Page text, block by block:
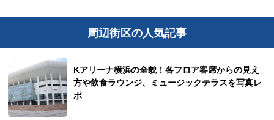
周辺街区の人気記事
Kアリーナ横浜の全貌！各フロア客席からの見え
方や飲食ラウンジ、ミュージックテラスを写真レ
ポ